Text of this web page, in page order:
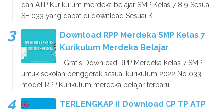
dan ATP Kurikulum merdeka belajar SMP Kelas 7 8 9 Sesuai
SE 033 yang dapat di download Sesuai K...
Download RPP Merdeka SMP Kelas 7
Kurikulum Merdeka Belajar
Gratis Download RPP Merdeka Kelas 7 SMP
untuk sekolah penggerak sesuai kurikulum 2022 No 033
model RPP Kurikulum merdeka belajar terbaru...
TERLENGKAP !! Download CP TP ATP